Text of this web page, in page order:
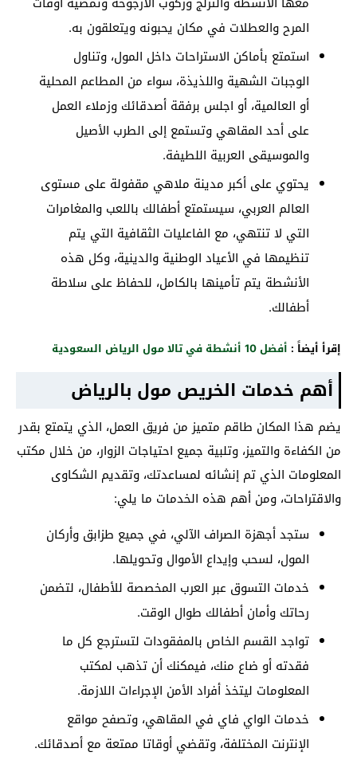
المرح والعطلات في مكان يحبونه ويتعلقون به.
استمتع بأماكن الاستراحات داخل المول، وتناول
الوجبات الشهية واللذيذة، سواء من المطاعم المحلية
أو العالمية، أو اجلس برفقة أصدقائك وزملاء العمل
على أحد المقاهي وتستمع إلى الطرب الأصيل
والموسيقى العربية اللطيفة.
يحتوي على أكبر مدينة ملاهي مقفولة على مستوى
العالم العربي، سيستمتع أطفالك باللعب والمغامرات
التي لا تنتهي، مع الفاعليات الثقافية التي يتم
تنظيمها في الأعياد الوطنية والدينية، وكل هذه
الأنشطة يتم تأمينها بالكامل، للحفاظ على سلاطة
أطفالك.
إقرأ أيضاً : أفضل 10 أنشطة في تالا مول الرياض السعودية
أهم خدمات الخريص مول بالرياض
يضم هذا المكان طاقم متميز من فريق العمل، الذي يتمتع بقدر
من الكفاءة والتميز، وتلبية جميع احتياجات الزوار، من خلال مكتب
المعلومات الذي تم إنشائه لمساعدتك، وتقديم الشكاوى
والاقتراحات، ومن أهم هذه الخدمات ما يلي:
ستجد أجهزة الصراف الآلي، في جميع طزابق وأركان
المول، لسحب وإيداع الأموال وتحويلها.
خدمات التسوق عبر العرب المخصصة للأطفال، لتضمن
رحاتك وأمان أطفالك طوال الوقت.
تواجد القسم الخاص بالمفقودات لتسترجع كل ما
فقدته أو ضاع منك، فيمكنك أن تذهب لمكتب
المعلومات ليتخذ أفراد الأمن الإجراءات اللازمة.
خدمات الواي فاي في المقاهي، وتصفح مواقع
الإنترنت المختلفة، وتقضي أوقاتا ممتعة مع أصدقائك.